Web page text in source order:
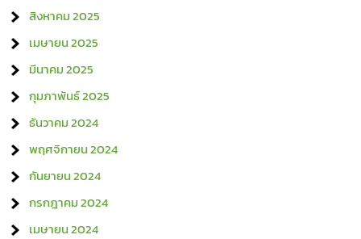
สิงหาคม 2025
เมษายน 2025
มีนาคม 2025
กุมภาพันธ์ 2025
ธันวาคม 2024
พฤศจิกายน 2024
กันยายน 2024
กรกฎาคม 2024
เมษายน 2024